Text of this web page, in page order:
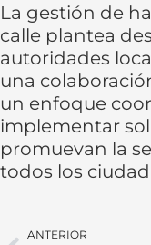
La gestión de
calle plantea
autoridades
una
un enfoque
implementar
promuevan la
todos los
ANTERIOR